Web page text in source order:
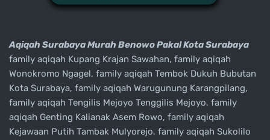
Aqiqah Surabaya Murah Benowo Pakal Kota Surabaya
family aqiqah Kupang Krajan Sawahan, family aqiqah
Wonokromo Ngagel, family aqiqah Tembok Dukuh Bubutan
Kota Surabaya, family aqiqah Warugunung Karangpilang,
family aqiqah Tengilis Mejoyo Tenggilis Mejoyo, family
aqiqah Genting Kalianak Asem Rowo, family aqiqah
Kejawaan Putih Tambak Mulyorejo, family aqiqah Sukolilo